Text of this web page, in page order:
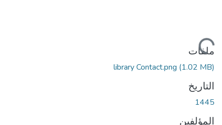
ملفات
library Contact.png (1.02 MB)
التاريخ
1445
المؤلفين